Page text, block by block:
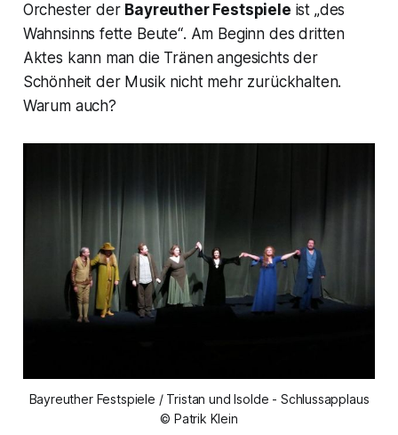
Orchester der Bayreuther Festspiele ist „des
Wahnsinns fette Beute“. Am Beginn des dritten
Aktes kann man die Tränen angesichts der
Schönheit der Musik nicht mehr zurückhalten.
Warum auch?
Bayreuther Festspiele / Tristan und Isolde - Schlussapplaus
© Patrik Klein